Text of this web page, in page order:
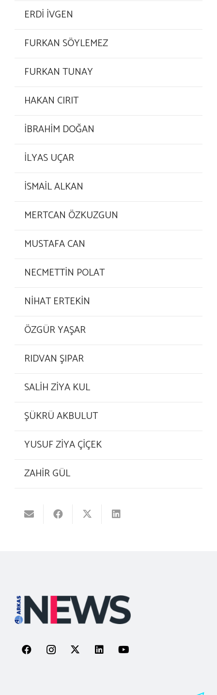
ERDİ İVGEN
FURKAN SÖYLEMEZ
FURKAN TUNAY
HAKAN CIRIT
İBRAHİM DOĞAN
İLYAS UÇAR
İSMAİL ALKAN
MERTCAN ÖZKUZGUN
MUSTAFA CAN
NECMETTİN POLAT
NİHAT ERTEKİN
ÖZGÜR YAŞAR
RIDVAN ŞIPAR
SALİH ZİYA KUL
ŞÜKRÜ AKBULUT
YUSUF ZİYA ÇİÇEK
ZAHİR GÜL